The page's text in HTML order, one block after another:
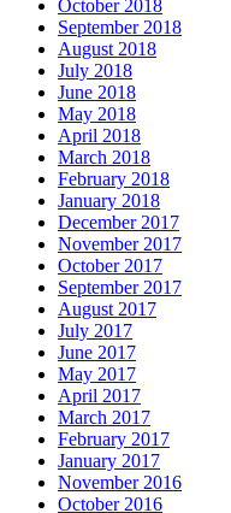
October 2018
September 2018
August 2018
July 2018
June 2018
May 2018
April 2018
March 2018
February 2018
January 2018
December 2017
November 2017
October 2017
September 2017
August 2017
July 2017
June 2017
May 2017
April 2017
March 2017
February 2017
January 2017
November 2016
October 2016